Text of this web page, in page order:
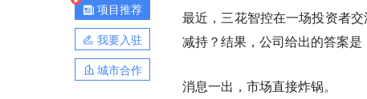
项目推荐
我要入驻
城市合作
最近，三花智控在一场投资者
减持？结果，公司给出的答案是
消息一出，市场直接炸锅。